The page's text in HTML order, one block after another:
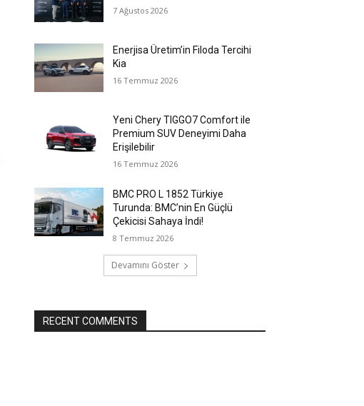
7 Ağustos 2026
Enerjisa Üretim’in Filoda Tercihi
Kia
16 Temmuz 2026
Yeni Chery TIGGO7 Comfort ile
Premium SUV Deneyimi Daha
Erişilebilir
16 Temmuz 2026
BMC PRO L 1852 Türkiye
Turunda: BMC’nin En Güçlü
Çekicisi Sahaya İndi!
8 Temmuz 2026
Devamını Göster
RECENT COMMENTS